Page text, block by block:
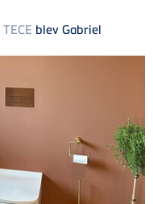
TECE blev Gabriel